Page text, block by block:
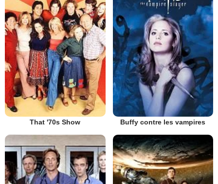
That '70s Show Buffy contre les vampires